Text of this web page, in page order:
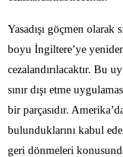
Yasadışı göçmen olarak
boyu İngiltere’ye
cezalandırılacaktır. Bu
sınır dışı etme
bir parçasıdır.
bulunduklarını kabul
geri dönmeleri